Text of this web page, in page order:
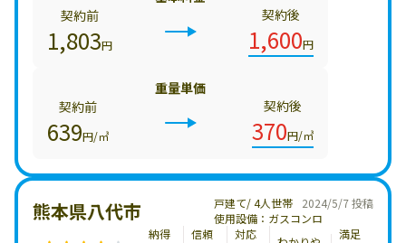
契約前
1,803円
契約後
1,600円
重量単価
契約前
639円/㎥
契約後
370円/㎥
2024/5/7 投稿
熊本県八代市
戸建て/ 4人世帯
使用設備：ガスコンロ
納得
信頼
対応
満足